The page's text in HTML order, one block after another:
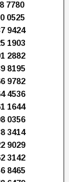
7780
0525
9424
1903
2882
8195
9782
4536
1644
0356
3414
9029
3142
8465